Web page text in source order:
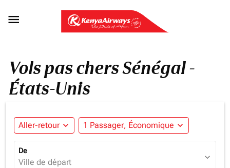

Vols pas chers Sénégal -
États-Unis
Aller-retour expand_more 1 Passager, Économique expand_more
De
Ville de départ expand_more